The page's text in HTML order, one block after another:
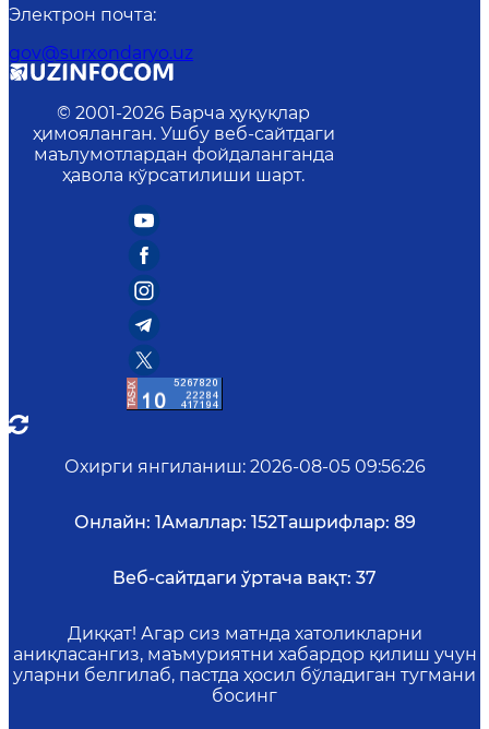
Электрон почта:
gov@surxondaryo.uz
© 2001-2026 Барча ҳуқуқлар
ҳимояланган. Ушбу веб-сайтдаги
маълумотлардан фойдаланганда
ҳавола кўрсатилиши шарт.
Охирги янгиланиш: 2026-08-05 09:56:26
Онлайн: 1Амаллар: 152Ташрифлар: 89
Веб-сайтдаги ўртача вақт: 37
Диққат! Агар сиз матнда хатоликларни
аниқласангиз, маъмуриятни хабардор қилиш учун
уларни белгилаб, пастда ҳосил бўладиган тугмани
босинг